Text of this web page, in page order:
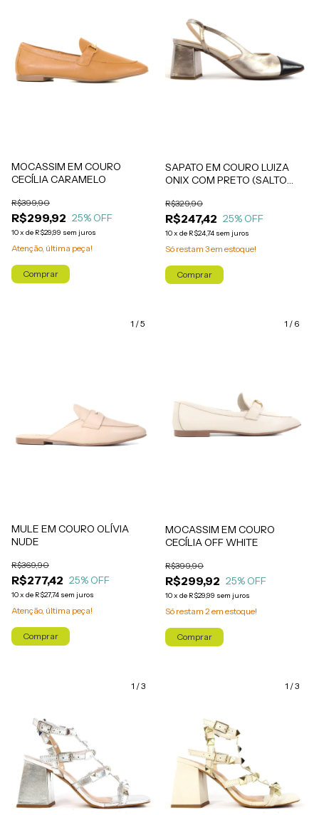
MOCASSIM EM COURO
CECÍLIA CARAMELO
R$299,92
R$399,90
25% OFF
10x de R$29,99 sem juros
Atenção, última peça!
Comprar
SAPATO EM COURO LUIZA
ONIX COM PRETO (SALTO
R$247,42
R$329,90
25% OFF
10x de R$24,74 sem juros
Só restam 3em estoque!
Comprar
1 /5
MULE EM COURO OLÍVIA
NUDE
R$277,42
R$369,90
25% OFF
10x de R$27,74 sem juros
Atenção, última peça!
Comprar
1 / 6
MOCASSIM EM COURO
CECÍLIA OFF WHITE
R$299,92
R$399,90
25% OFF
10x de R$29,99 sem juros
Só restam 2 em estoque!
Comprar
1 /3 1 /3